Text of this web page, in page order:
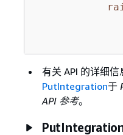
有关 API 的详细
PutIntegration于
API 参考。